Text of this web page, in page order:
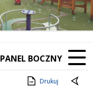
PANEL BOCZNY
Drukuj